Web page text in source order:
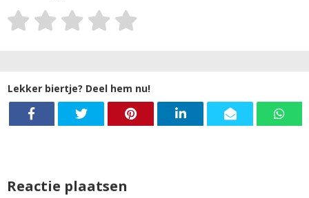
Lekker biertje? Deel hem nu!
Reactie plaatsen